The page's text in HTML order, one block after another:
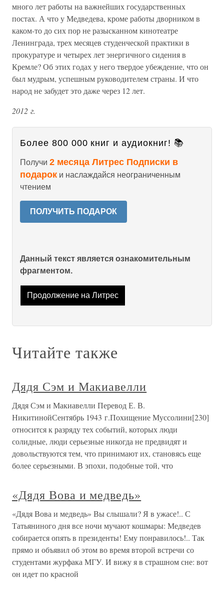
много лет работы на важнейших государственных
постах. А что у Медведева, кроме работы дворником в
каком-то до сих пор не разысканном кинотеатре
Ленинграда, трех месяцев студенческой практики в
прокуратуре и четырех лет энергичного сидения в
Кремле? Об этих годах у него твердое убеждение, что он
был мудрым, успешным руководителем страны. И что
народ не забудет это даже через 12 лет.
2012 г.
Более 800 000 книг и аудиокниг! 📚
Получи 2 месяца Литрес Подписки в
подарок и наслаждайся неограниченным
чтением
ПОЛУЧИТЬ ПОДАРОК
Данный текст является ознакомительным
фрагментом.
Продолжение на Литрес
Читайте также
Дядя Сэм и Макиавелли
Дядя Сэм и Макиавелли Перевод Е. В.
НикитинойСентябрь 1943 г.Похищение Муссолини[230]
относится к разряду тех событий, которых люди
солидные, люди серьезные никогда не предвидят и
довольствуются тем, что принимают их, становясь еще
более серьезными. В эпохи, подобные той, что
«Дядя Вова и медведь»
«Дядя Вова и медведь» Вы слышали? Я в ужасе!.. С
Татьяниного дня все ночи мучают кошмары: Медведев
собирается опять в президенты! Ему понравилось!.. Так
прямо и объявил об этом во время второй встречи со
студентами журфака МГУ. И вижу я в страшном сне: вот
он идет по красной